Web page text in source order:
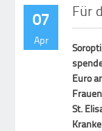
07
Apr
Für
Euro
St.